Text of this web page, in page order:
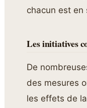
chacun est en
Les initiatives
De
des mesures
les effets de